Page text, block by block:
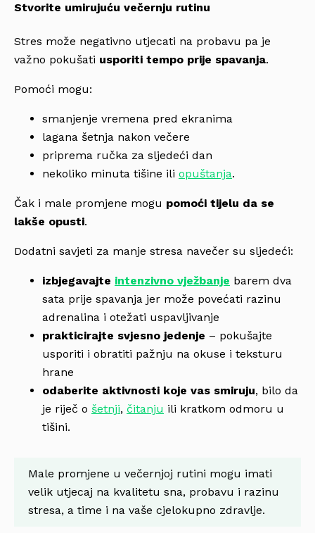
Stvorite umirujuću večernju rutinu
Stres može negativno utjecati na probavu pa je
važno pokušati usporiti tempo prije spavanja.
Pomoći mogu:
smanjenje vremena pred ekranima
lagana šetnja nakon večere
priprema ručka za sljedeći dan
nekoliko minuta tišine ili opuštanja.
Čak i male promjene mogu pomoći tijelu da se
lakše opusti.
Dodatni savjeti za manje stresa navečer su sljedeći:
izbjegavajte intenzivno vježbanje barem dva
sata prije spavanja jer može povećati razinu
adrenalina i otežati uspavljivanje
prakticirajte svjesno jedenje – pokušajte
usporiti i obratiti pažnju na okuse i teksturu
hrane
odaberite aktivnosti koje vas smiruju, bilo da
je riječ o šetnji, čitanju ili kratkom odmoru u
tišini.
Male promjene u večernjoj rutini mogu imati
velik utjecaj na kvalitetu sna, probavu i razinu
stresa, a time i na vaše cjelokupno zdravlje.